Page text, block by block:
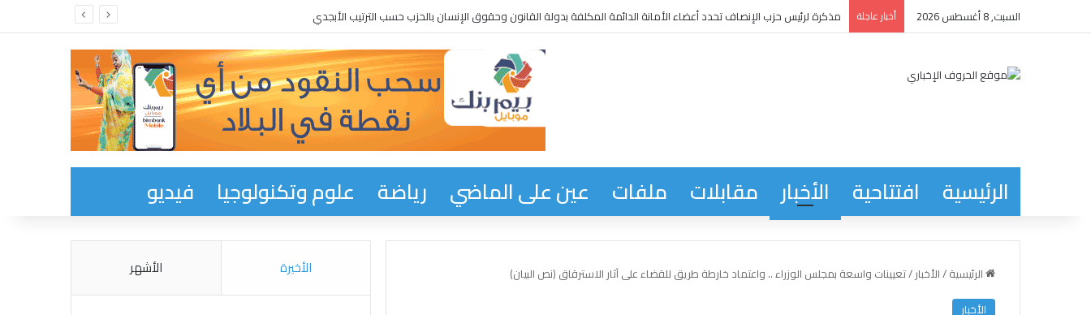
السبت, 8 أغسطس 2026 أخبار عاجلة حول ما أراد فخامة رئيس الجمهورية من نتائج للحوار الوطني
الرئيسية افتتاحية الأخبار مقابلات ملفات عين على الماضي رياضة علوم وتكنولوجيا فيديو
الرئيسية/الأخبار/تعيينات واسعة بمجلس الوزراء .. واعتماد خارطة طريق للقضاء على آثار الاسترقاق (نص البيان)
الأخبار
الأخيرة الأشهر